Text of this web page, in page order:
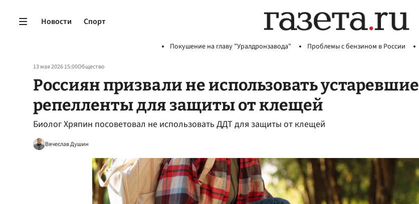
Новости Спорт
Покушение на главу "Уралдронзавода" Проблемы с бензином в России
13 мая 2026 15:00Общество
Россиян призвали не использовать устаревшие
репелленты для защиты от клещей
Биолог Хряпин посоветовал не использовать ДДТ для защиты от клещей
Вячеслав Душин